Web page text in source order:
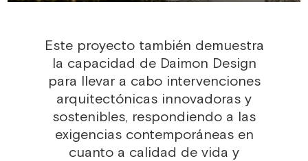
Este proyecto también demuestra
la capacidad de Daimon Design
para llevar a cabo intervenciones
arquitectónicas innovadoras y
sostenibles, respondiendo a las
exigencias contemporáneas en
cuanto a calidad de vida y